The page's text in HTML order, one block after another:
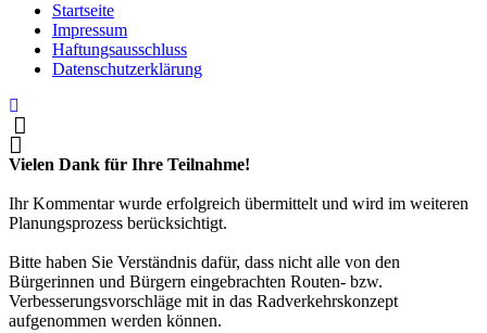
Startseite
Impressum
Haftungsausschluss
Datenschutzerklärung
Vielen Dank für Ihre Teilnahme!
Ihr Kommentar wurde erfolgreich übermittelt und wird im weiteren
Planungsprozess berücksichtigt.
Bitte haben Sie Verständnis dafür, dass nicht alle von den
Bürgerinnen und Bürgern eingebrachten Routen- bzw.
Verbesserungsvorschläge mit in das Radverkehrskonzept
aufgenommen werden können.